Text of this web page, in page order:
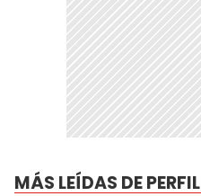
MÁS LEÍDAS DE PERFIL